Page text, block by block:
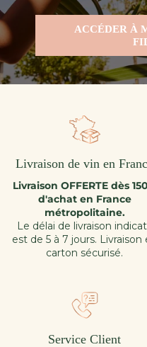
ACCÉDER À
Livraison de vin en
Livraison OFFERTE dès
d'achat en France
métropolitaine.
Le délai de livraison
est de 5 à 7 jours. Livraison
carton sécurisé.
Service Client